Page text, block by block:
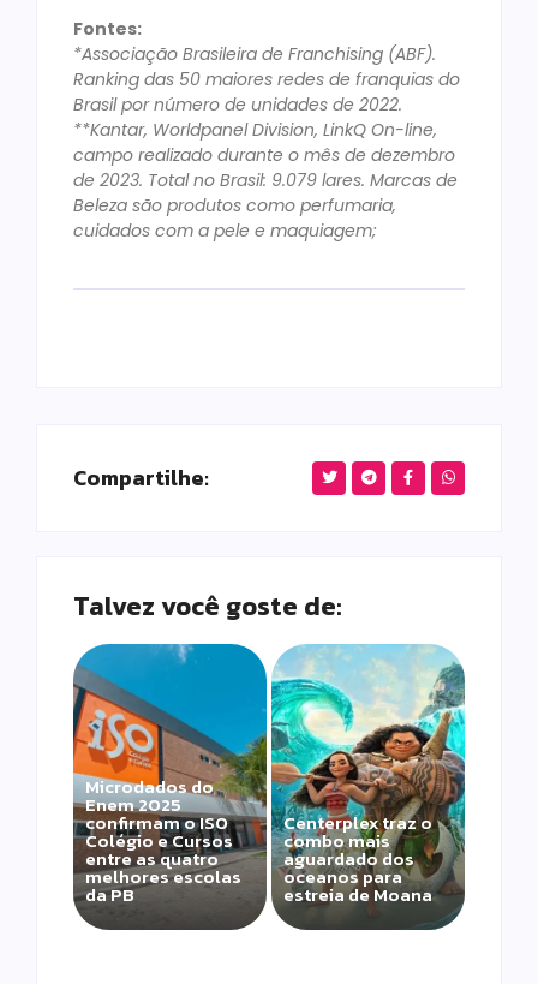
Fontes:
*Associação Brasileira de Franchising (ABF).
Ranking das 50 maiores redes de franquias do
Brasil por número de unidades de 2022.
**Kantar, Worldpanel Division, LinkQ On-line,
campo realizado durante o mês de dezembro
de 2023. Total no Brasil: 9.079 lares. Marcas de
Beleza são produtos como perfumaria,
cuidados com a pele e maquiagem;
Compartilhe:
Talvez você goste de:
Microdados do
Enem 2025
confirmam o ISO
Colégio e Cursos
entre as quatro
melhores escolas
da PB
Centerplex traz o
combo mais
aguardado dos
oceanos para
estreia de Moana